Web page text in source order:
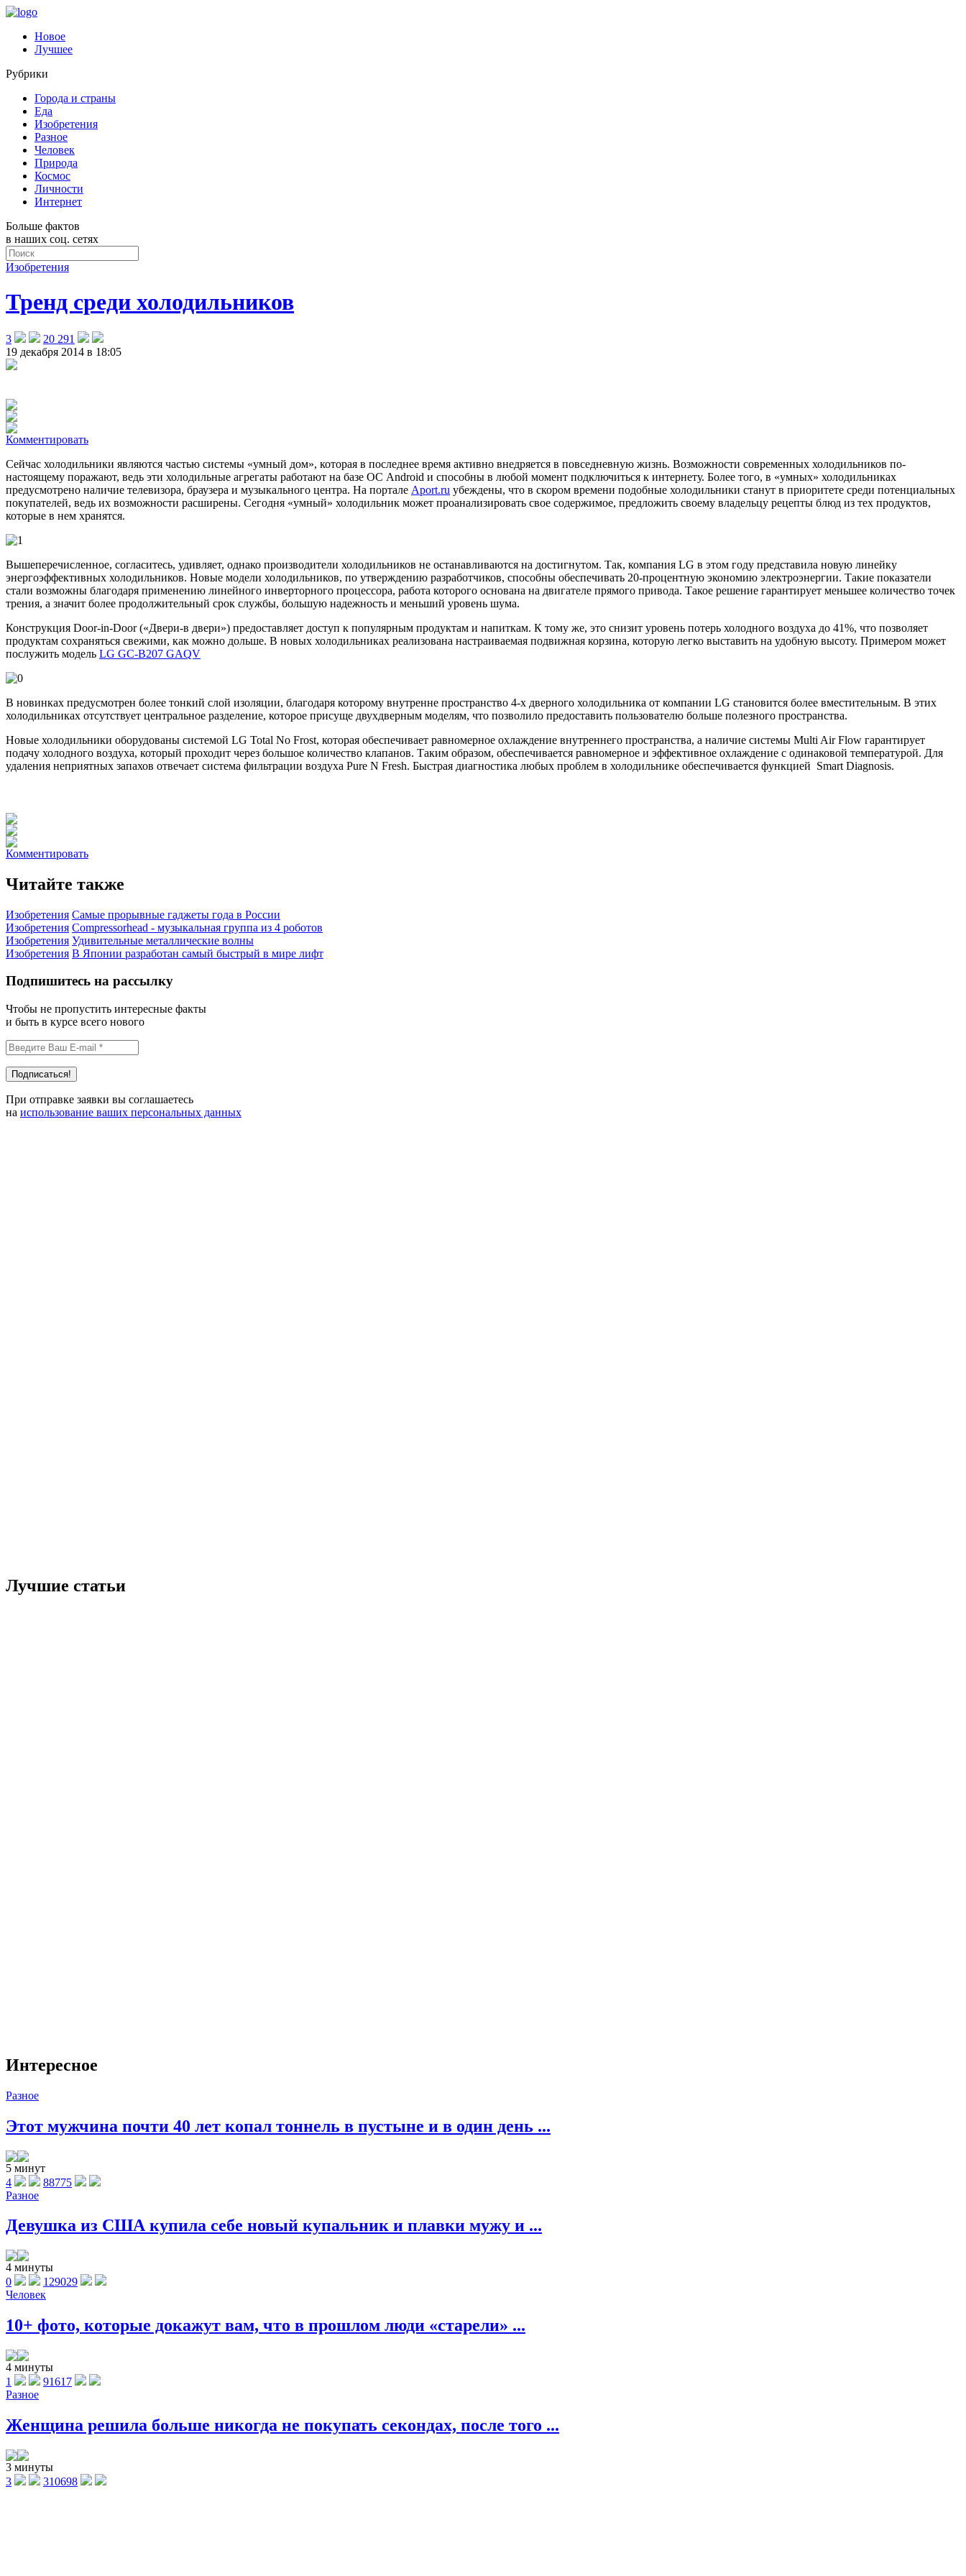
Новое
Лучшее
Рубрики
Города и страны
Еда
Изобретения
Разное
Человек
Природа
Космос
Личности
Интернет
Больше фактов
в наших соц. сетях
Изобретения
Тренд среди холодильников
3
20 291
19 декабря 2014 в 18:05
Комментировать
Сейчас холодильники являются частью системы «умный дом», которая в последнее время активно внедряется в повседневную жизнь. Возможности современных холодильников по-
настоящему поражают, ведь эти холодильные агрегаты работают на базе ОС Android и способны в любой момент подключиться к интернету. Более того, в «умных» холодильниках
предусмотрено наличие телевизора, браузера и музыкального центра. На портале Aport.ru убеждены, что в скором времени подобные холодильники станут в приоритете среди потенциальных
покупателей, ведь их возможности расширены. Сегодня «умный» холодильник может проанализировать свое содержимое, предложить своему владельцу рецепты блюд из тех продуктов,
которые в нем хранятся.
Вышеперечисленное, согласитесь, удивляет, однако производители холодильников не останавливаются на достигнутом. Так, компания LG в этом году представила новую линейку
энергоэффективных холодильников. Новые модели холодильников, по утверждению разработчиков, способны обеспечивать 20-процентную экономию электроэнергии. Такие показатели
стали возможны благодаря применению линейного инверторного процессора, работа которого основана на двигателе прямого привода. Такое решение гарантирует меньшее количество точек
трения, а значит более продолжительный срок службы, большую надежность и меньший уровень шума.
Конструкция Door-in-Door («Двери-в двери») предоставляет доступ к популярным продуктам и напиткам. К тому же, это снизит уровень потерь холодного воздуха до 41%, что позволяет
продуктам сохраняться свежими, как можно дольше. В новых холодильниках реализована настраиваемая подвижная корзина, которую легко выставить на удобную высоту. Примером может
послужить модель LG GC-B207 GAQV
В новинках предусмотрен более тонкий слой изоляции, благодаря которому внутренне пространство 4-х дверного холодильника от компании LG становится более вместительным. В этих
холодильниках отсутствует центральное разделение, которое присуще двухдверным моделям, что позволило предоставить пользователю больше полезного пространства.
Новые холодильники оборудованы системой LG Total No Frost, которая обеспечивает равномерное охлаждение внутреннего пространства, а наличие системы Multi Air Flow гарантирует
подачу холодного воздуха, который проходит через большое количество клапанов. Таким образом, обеспечивается равномерное и эффективное охлаждение с одинаковой температурой. Для
удаления неприятных запахов отвечает система фильтрации воздуха Pure N Fresh. Быстрая диагностика любых проблем в холодильнике обеспечивается функцией Smart Diagnosis.
Комментировать
Читайте также
Изобретения Самые прорывные гаджеты года в России
Изобретения Compressorhead - музыкальная группа из 4 роботов
Изобретения Удивительные металлические волны
Изобретения В Японии разработан самый быстрый в мире лифт
Подпишитесь на рассылку
Чтобы не пропустить интересные факты
и быть в курсе всего нового
При отправке заявки вы соглашаетесь
на использование ваших персональных данных
Лучшие статьи
Интересное
Разное
Этот мужчина почти 40 лет копал тоннель в пустыне и в один день ...
5 минут
4
88775
Разное
Девушка из США купила себе новый купальник и плавки мужу и ...
4 минуты
0
129029
Человек
10+ фото, которые докажут вам, что в прошлом люди «старели» ...
4 минуты
1
91617
Разное
Женщина решила больше никогда не покупать секондах, после того ...
3 минуты
3
310698